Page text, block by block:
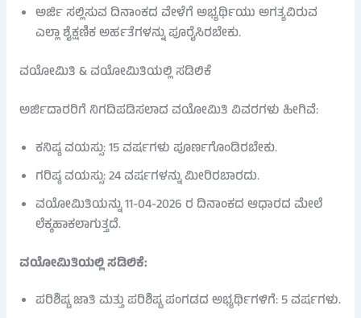
ಅರ್ಜಿ ಸಲ್ಲಿಸುವ ದಿನಾಂಕದ ವೇಳೆಗೆ ಅಭ್ಯರ್ಥಿಯು ಅಗತ್ಯವಿರುವ
ಎಲ್ಲಾ ಶೈಕ್ಷಣಿಕ ಅರ್ಹತೆಗಳನ್ನು ಪೂರೈಸಿರಬೇಕು.
ವಯೋಮಿತಿ & ವಯೋಮಿತಿಯಲ್ಲಿ ಸಡಿಲಿಕೆ
ಅರ್ಜಿದಾರರಿಗೆ ನಿಗದಿಪಡಿಸಲಾದ ವಯೋಮಿತಿ ವಿವರಗಳು ಹೀಗಿವೆ:
ಕನಿಷ್ಠ ವಯಸ್ಸು: 15 ವರ್ಷಗಳು ಪೂರ್ಣಗೊಂಡಿರಬೇಕು.
ಗರಿಷ್ಠ ವಯಸ್ಸು: 24 ವರ್ಷಗಳನ್ನು ಮೀರಿರಬಾರದು.
ವಯೋಮಿತಿಯನ್ನು 11-04-2026 ರ ದಿನಾಂಕದ ಆಧಾರದ ಮೇಲೆ
ಲೆಕ್ಕಹಾಕಲಾಗುತ್ತದೆ.
ವಯೋಮಿತಿಯಲ್ಲಿ ಸಡಿಲಿಕೆ:
ಪರಿಶಿಷ್ಟ ಜಾತಿ ಮತ್ತು ಪರಿಶಿಷ್ಟ ಪಂಗಡದ ಅಭ್ಯರ್ಥಿಗಳಿಗೆ: 5 ವರ್ಷಗಳು.